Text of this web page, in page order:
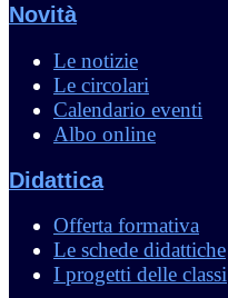
Novità
Le notizie
Le circolari
Calendario eventi
Albo online
Didattica
Offerta formativa
Le schede didattiche
I progetti delle classi